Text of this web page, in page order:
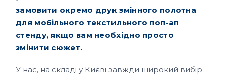
замовити окремо друк змінного полотна
для мобільного текстильного поп-ап
стенду, якщо вам необхідно просто
змінити сюжет.
У нас, на складі у Києві завжди широкий вибір